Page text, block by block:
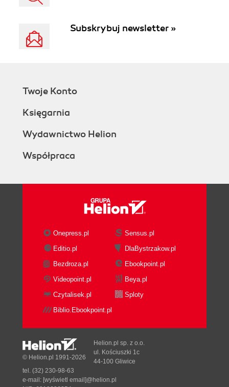
Subskrybuj newsletter »
Twoje Konto
Księgarnia
Wydawnictwo Helion
Współpraca
Onepress.pl
Sensus.pl
Editio.pl
DlaBystrzakow.pl
Bezdroza.pl
Ebookpoint.pl
Videopoint.pl
Beya.pl
Czytalisek.pl
Sploty
Biblio.Ebookpoint.pl
© Helion.pl 1991-2026
Helion.pl sp. z o.o.
ul. Kościuszki 1c
44-100 Gliwice
tel. (32) 230-98-63
e-mail: [wyświetl email]@helion.pl